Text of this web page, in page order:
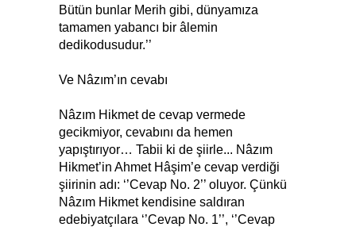
Bütün bunlar Merih gibi, dünyamıza
tamamen yabancı bir âlemin
dedikodusudur.’’
Ve Nâzım’ın cevabı
Nâzım Hikmet de cevap vermede
gecikmiyor, cevabını da hemen
yapıştırıyor… Tabii ki de şiirle... Nâzım
Hikmet’in Ahmet Hâşim’e cevap verdiği
şiirinin adı: ‘’Cevap No. 2’’ oluyor. Çünkü
Nâzım Hikmet kendisine saldıran
edebiyatçılara ‘’Cevap No. 1’’, ‘’Cevap